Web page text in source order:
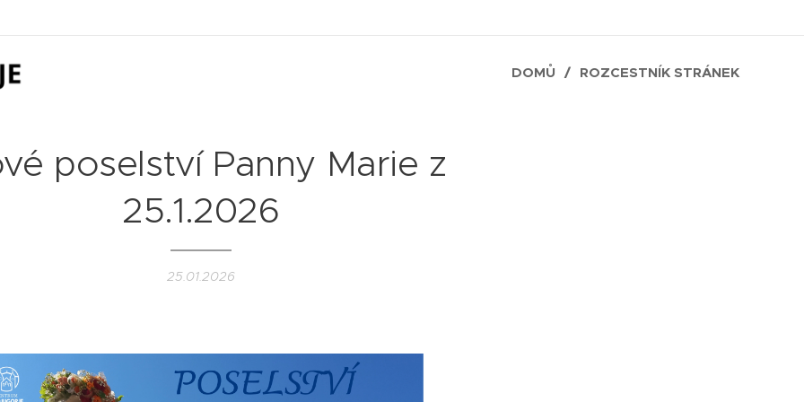
DOMŮ ROZCESTNÍK STRÁNEK
poselství Panny Marie z
25.1.2026
25.01.2026